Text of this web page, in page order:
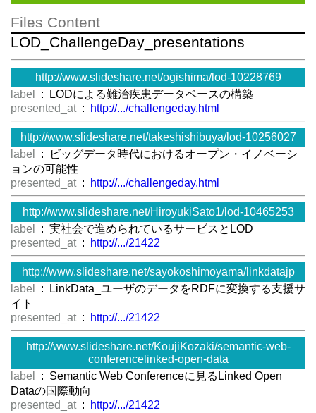
Files Content
LOD_ChallengeDay_presentations
http://www.slideshare.net/ogishima/lod-10228769
label
: LODによる難治疾患データベースの構築
presented_at : http://.../challengeday.html
http://www.slideshare.net/takeshishibuya/lod-10256027
label
: ビッグデータ時代におけるオープン・イノベーシ
ョンの可能性
presented_at : http://.../challengeday.html
http://www.slideshare.net/HiroyukiSato1/lod-10465253
label
: 実社会で進められているサービスとLOD
presented_at : http://.../21422
http://www.slideshare.net/sayokoshimoyama/linkdatajp
label
: LinkData_ユーザのデータをRDFに変換する支援サ
イト
presented_at : http://.../21422
http://www.slideshare.net/KoujiKozaki/semantic-web-
conferencelinked-open-data
label
: Semantic Web Conferenceに見るLinked Open
Dataの国際動向
presented_at : http://.../21422